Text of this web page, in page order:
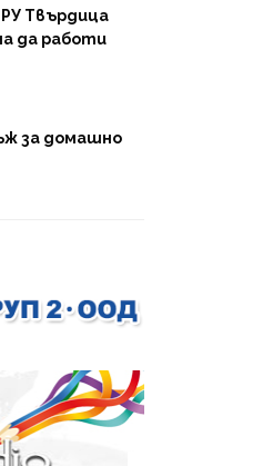
Твърдица
да работи
за домашно